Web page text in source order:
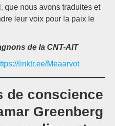
que nous avons traduites et
leur voix pour la paix le
de la CNT-AIT
linktr.ee/Meaarvot
de conscience
Greenberg